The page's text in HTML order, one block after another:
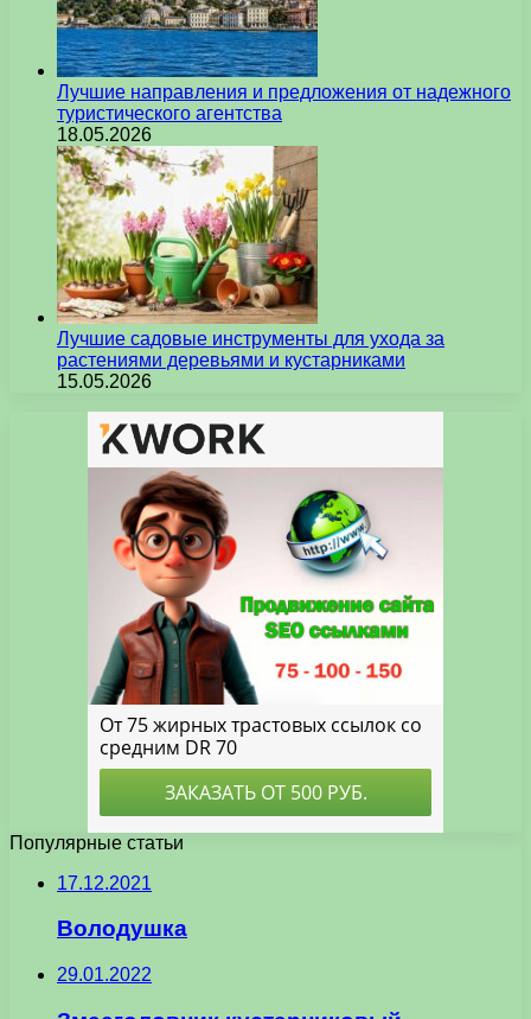
Лучшие направления и предложения от надежного
туристического агентства
18.05.2026
Лучшие садовые инструменты для ухода за
растениями деревьями и кустарниками
15.05.2026
Популярные статьи
17.12.2021
Володушка
29.01.2022